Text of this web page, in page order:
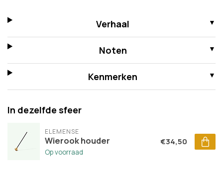
Verhaal
Noten
Kenmerken
In dezelfde sfeer
ELEMENSE
Wierook houder
Op voorraad
€34,50